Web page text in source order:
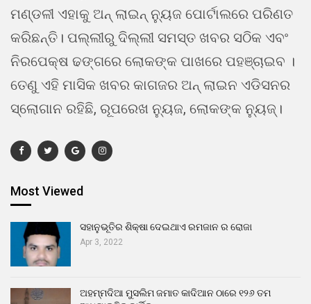
ମଣ୍ଡଳୀ ଏହାକୁ ଅନ୍ ଲାଇନ୍ ନ୍ୟୁଜ ପୋର୍ଟାଲରେ ପରିଣତ
କରିଛନ୍ତି। ପଲ୍ଲୀରୁ ଦିଲ୍ଲୀ ସମସ୍ତ ଖବର ସଠିକ ଏବଂ
ନିରପେକ୍ଷ ଢଙ୍ଗରେ ଲୋକଙ୍କ ପାଖରେ ପହଞ୍ଚାଇବ ।
ତେଣୁ ଏହି ମାସିକ ଖବର କାଗଜର ଅନ୍ ଲାଇନ ଏଡିସନର
ସ୍ଲୋଗାନ ରହିଛି, ରୂପରେଖ ନ୍ୟୁଜ, ଲୋକଙ୍କ ନ୍ୟୁଜ୍।
Most Viewed
ସହାନୁଭୂତିର ଶିକ୍ଷା ଦେଇଥାଏ ରମଜାନ ର ରୋଜା
Apr 3, 2022
ଅହମ୍ମଦିଆ ମୁସଲିମ ଜମାତ କାଦିଆନ ଠାରେ ୧୨୬ ତମ